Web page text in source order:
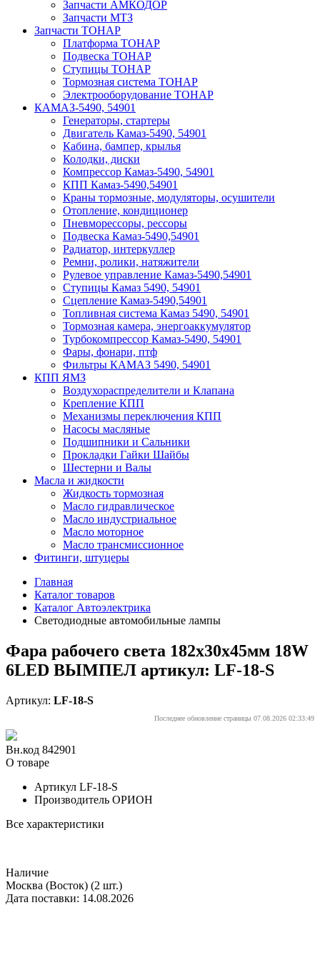
Запчасти АМКОДОР
Запчасти МТЗ
Запчасти ТОНАР
Платформа ТОНАР
Подвеска ТОНАР
Ступицы ТОНАР
Тормозная система ТОНАР
Электрооборудование ТОНАР
КАМАЗ-5490, 54901
Генераторы, стартеры
Двигатель Камаз-5490, 54901
Кабина, бампер, крылья
Колодки, диски
Компрессор Камаз-5490, 54901
КПП Камаз-5490,54901
Краны тормозные, модуляторы, осушители
Отопление, кондиционер
Пневморессоры, рессоры
Подвеска Камаз-5490,54901
Радиатор, интеркуллер
Ремни, ролики, натяжители
Рулевое управление Камаз-5490,54901
Ступицы Камаз 5490, 54901
Сцепление Камаз-5490,54901
Топливная система Камаз 5490, 54901
Тормозная камера, энергоаккумулятор
Турбокомпрессор Камаз-5490, 54901
Фары, фонари, птф
Фильтры КАМАЗ 5490, 54901
КПП ЯМЗ
Воздухораспределители и Клапана
Крепление КПП
Механизмы переключения КПП
Насосы масляные
Подшипники и Сальники
Прокладки Гайки Шайбы
Шестерни и Валы
Масла и жидкости
Жидкость тормозная
Масло гидравлическое
Масло индустриальное
Масло моторное
Масло трансмиссионное
Фитинги, штуцеры
Главная
Каталог товаров
Каталог Автоэлектрика
Светодиодные автомобильные лампы
Фара рабочего света 182х30х45мм 18W
6LED ВЫМПЕЛ артикул: LF-18-S
Артикул: LF-18-S
Последнее обновление страницы 07.08.2026 02:33:49
Вн.код 842901
О товаре
Артикул LF-18-S
Производитель ОРИОН
Все характеристики
Наличие
Москва (Восток) (2 шт.)
Дата поставки: 14.08.2026